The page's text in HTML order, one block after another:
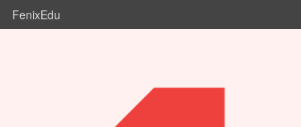
FenixEdu